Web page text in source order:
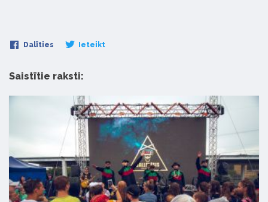
Dalīties Ieteikt
Saistītie raksti: